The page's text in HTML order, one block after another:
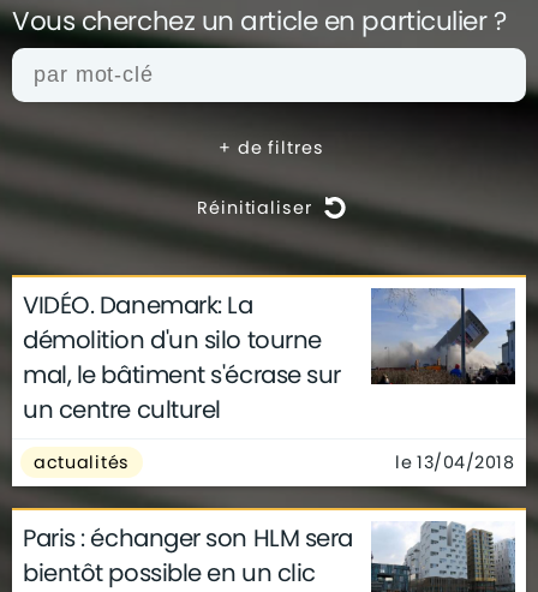
Vous cherchez un article en particulier ?
+ de filtres
Réinitialiser
actualités architecture
archives
conseils
déco finance
gouvernement
infographie
insolite
métier
technologie
VIDÉO. Danemark: La
démolition d'un silo tourne
mal, le bâtiment s'écrase sur
un centre culturel
actualités le 13/04/2018
Paris : échanger son HLM sera
bientôt possible en un clic